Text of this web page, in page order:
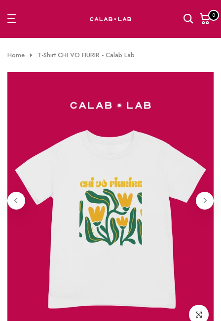
al
0
Home T-Shirt CHI VO FIURIR - Calab Lab
Clicca per